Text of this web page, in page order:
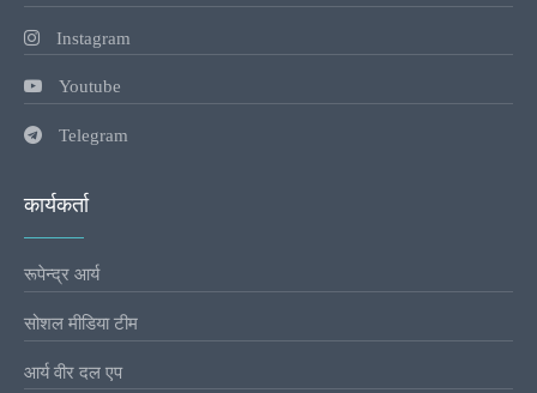
Instagram
Youtube
Telegram
कार्यकर्ता
रूपेन्द्र आर्य
सोशल मीडिया टीम
आर्य वीर दल एप